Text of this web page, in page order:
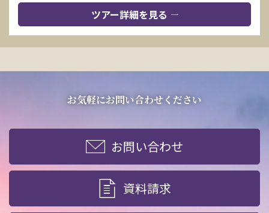
ツアー詳細を見る
お気軽にお問い合わせください
お問い合わせ
資料請求